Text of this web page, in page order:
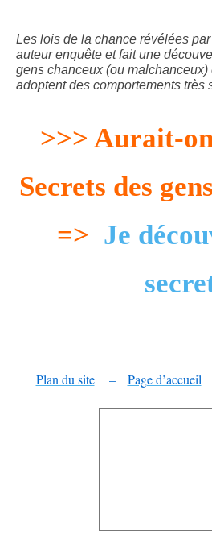
Les lois de la chance révélées
auteur enquête et fait une
gens chanceux (ou malchanceux)
adoptent des comportements très
>>> Aurait-
Secrets des
=> Je
Plan du site– Page d’accueil